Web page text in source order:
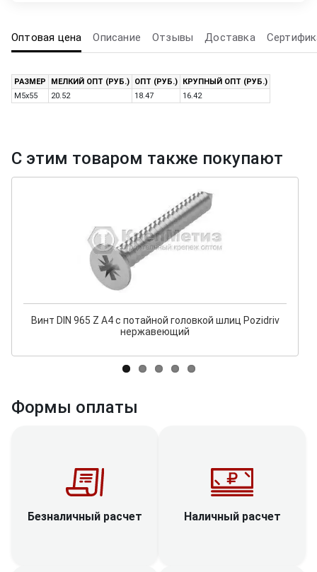
Оптовая цена Описание Отзывы Доставка
РАЗМЕР МЕЛКИЙ ОПТ (РУБ.) ОПТ (РУБ.)
КРУПНЫЙ ОПТ (РУБ.)
M5x55
20.52 18.47 16.42
С этим товаром также покупают
Винт DIN 965 Z A4 с потайной головкой шлиц Pozidriv
нержавеющий
Формы оплаты
Безналичный расчет Наличный расчет